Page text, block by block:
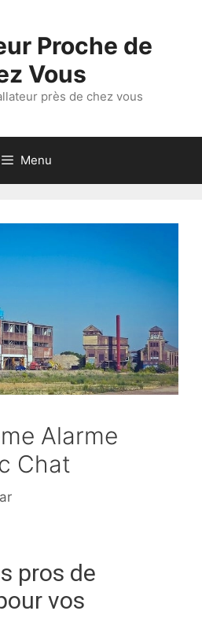
Proche de
Vous
près de chez vous
Menu
Alarme
Chat
pros de
vos